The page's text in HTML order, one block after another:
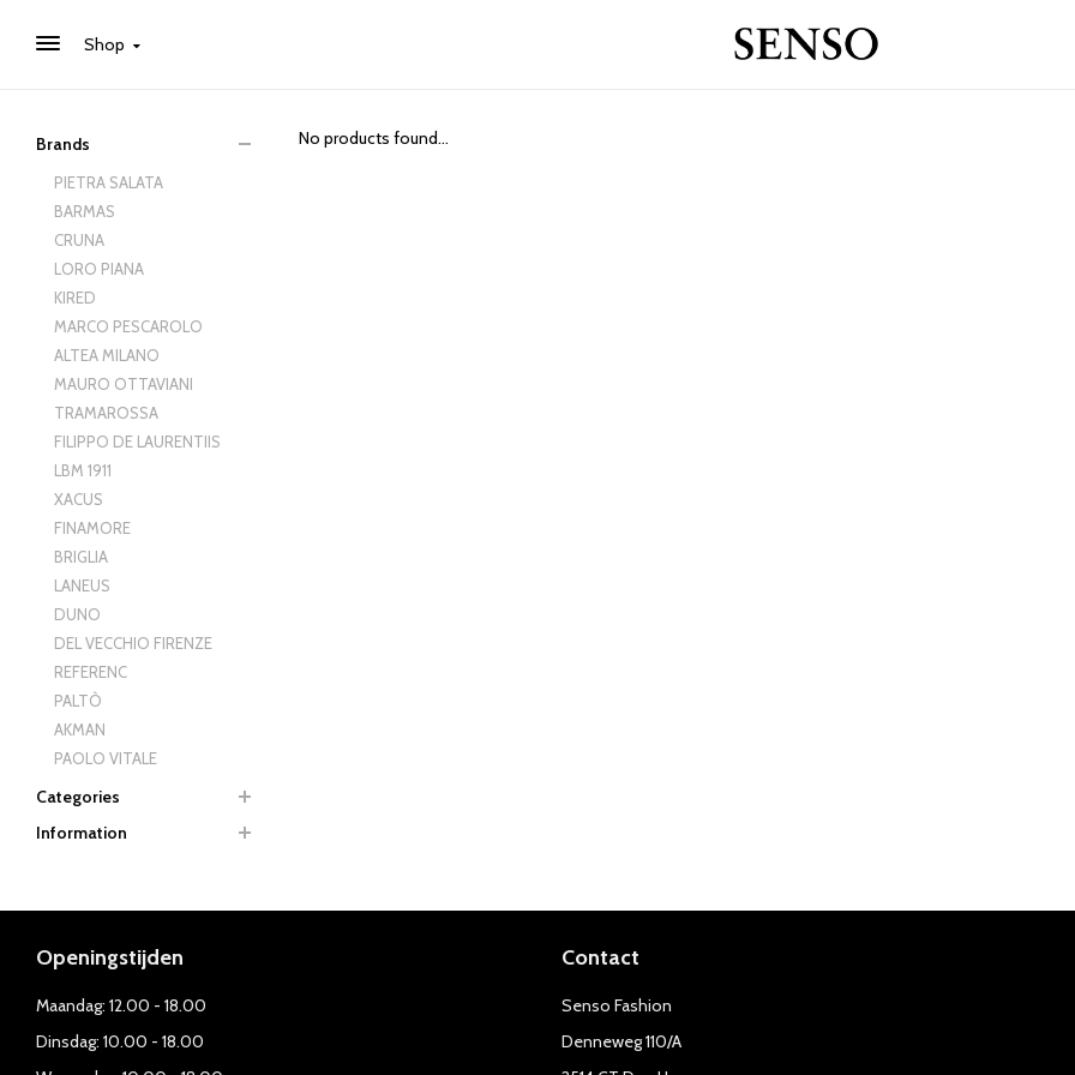
Shop
Brands
PIETRA SALATA
BARMAS
CRUNA
LORO PIANA
KIRED
MARCO PESCAROLO
ALTEA MILANO
MAURO OTTAVIANI
TRAMAROSSA
FILIPPO DE LAURENTIIS
LBM 1911
XACUS
FINAMORE
BRIGLIA
LANEUS
DUNO
DEL VECCHIO FIRENZE
REFERENC
PALTÒ
AKMAN
PAOLO VITALE
Categories
Information
No products found...
Openingstijden
Maandag: 12.00 - 18.00
Dinsdag: 10.00 - 18.00
Contact
Senso Fashion
Denneweg 110/A